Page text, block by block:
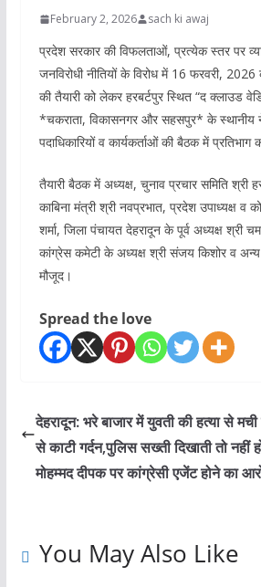
February 2, 2026 sach ki awaj
प्रदेश सरकार की विफलताओं, प्रत्येक स्तर पर
जनविरोधी नीतियों के विरोध में 16 फरवरी,
की तैयारी को लेकर हरबर्टपुर स्थित “द क्लाउड
*चकराता, विकासनगर और सहसपुर* के स्थानीय
पदाधिकारियों व कार्यकर्ताओं की बैठक में प्रतिभाग
तैयारी बैठक में अध्यक्ष, चुनाव प्रचार समिति श्री
काबिना मंत्री श्री नवप्रभात, प्रदेश उपाध्यक्ष व
शर्मा, जिला पंचायत देहरादून के पूर्व अध्यक्ष श्री
कांग्रेस कमेटी के अध्यक्ष श्री संजय किशोर व
मौजूद।
Spread the love
देहरादून: भरे बाजार में युवती की हत्या से
से काटी गर्दन,पुलिस सख्ती दिखाती तो नहीं
मोहम्मद दीपक पर कांग्रेसी एजेंट होने का
You May Also Like